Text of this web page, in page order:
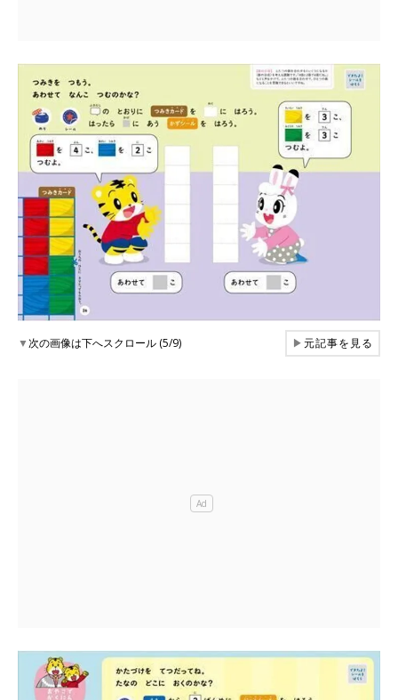
▼次の画像は下へスクロール (5/9) ▶元記事を見る